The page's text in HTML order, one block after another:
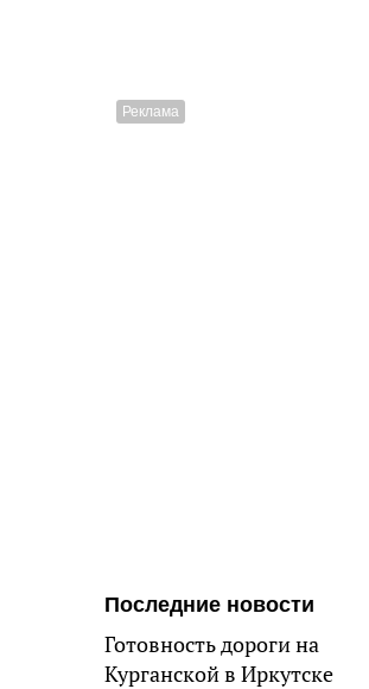
Последние новости
Готовность дороги на
Курганской в Иркутске